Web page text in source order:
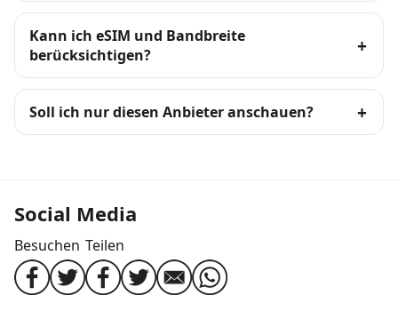
Kann ich eSIM und Bandbreite
berücksichtigen?
Soll ich nur diesen Anbieter anschauen?
Social Media
Besuchen Teilen